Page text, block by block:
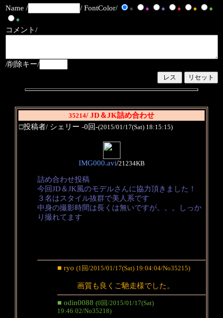
Name / / FontColor/ ● ● ● ● ●
●
●
コメント/
/削除キー/
35214/ JD＆JK詰め合わせ
□投稿者/ シェリー -0回-(2015/01/17(Sat) 18:15:15)
IMG000.avi/21234KB
詰め合わせ投稿
今回JD＆JK風のモデルさんに協力頂きました！
３名はスタイル抜群で美人系です
中身の撮影時間は長くは無いですが。。。しっか
り撮れてます
■ ryo (1回/2015/01/17(Sat) 19:04:04/No35215)
画質も良くご馳走様でした。
■ odin0088 (0回/2015/01/17(Sat)
19:46:02/No35218)